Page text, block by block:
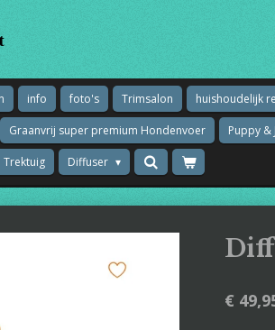
info foto's Trimsalon huishoudelijk
Graanvrij super premium Hondenvoer Puppy
Trektuig Diffuser
€